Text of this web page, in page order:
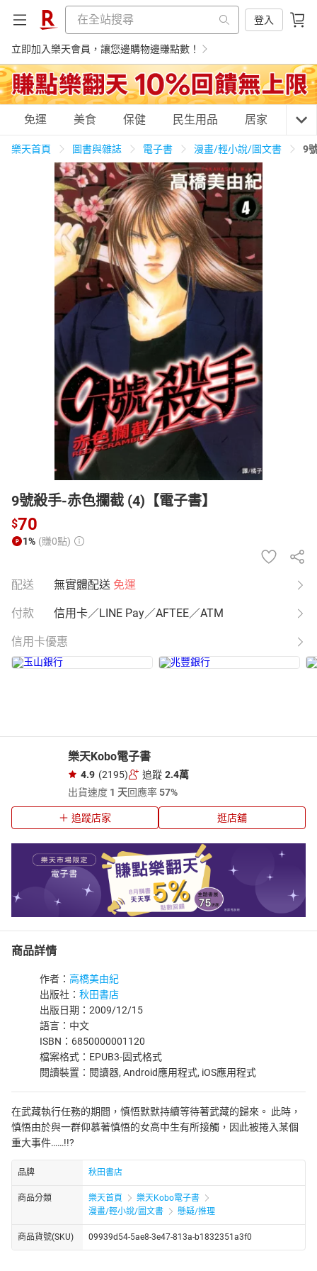
登入
立即加入樂天會員，讓您邊購物邊賺點數！
購物網分類
天天免運 美食蛋糕 養生保健 民生用品
居家生活 3C家電 運動休閒
男裝 化妝保養
日本購物 電子/紙本書
HOT
免運 美食 保健 民生用品 居家 3C
樂天首頁 圖書與雜誌 電子書 漫畫/輕小說/圖文書 9
9號殺手-赤色攔截 (4)【電子書】
$70
1% (賺0點)
配送 無實體配送 免運
付款 信用卡／LINE Pay／AFTEE／ATM
信用卡優惠
樂天Kobo電子書
4.9 (2195) 追蹤 2.4萬
出貨速度 1 天回應率57%
追蹤店家 逛店舖
商品詳情
作者： 高橋美由紀
出版社： 秋田書店
出版日期：2009/12/15
語言：中文
ISBN：6850000001120
檔案格式：EPUB3-固式格式
閱讀裝置：閱讀器, Android應用程式, iOS應用程式
在武藏執行任務的期間，慎悟默默持續等待著武藏的歸來。 此時，
慎悟由於與一群仰慕著慎悟的女高中生有所接觸，因此被捲入某個
重大事件……!!?
品牌 秋田書店
商品分類 樂天首頁
樂天Kobo電子書
漫畫/輕小說/圖文書
懸疑/推理
商品貨號(SKU) 09939d54-5ae8-3e47-813a-b1832351a3f0